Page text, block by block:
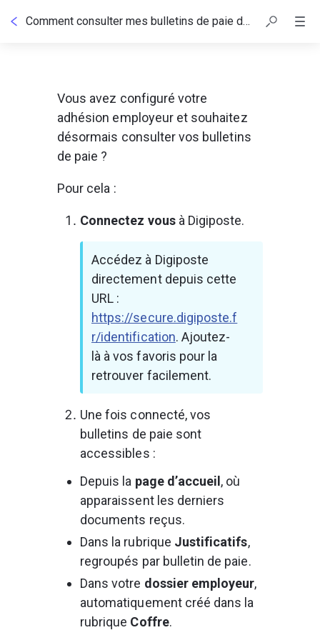
Comment consulter mes bulletins de paie dans Digiposte ?
Vous avez configuré votre
adhésion employeur et souhaitez
désormais consulter vos bulletins
de paie ?
Pour cela :
Connectez vous à Digiposte.
Accédez à Digiposte
directement depuis cette
URL :
https://secure.digiposte.f
r/identification. Ajoutez-
là à vos favoris pour la
retrouver facilement.
Une fois connecté, vos
bulletins de paie sont
accessibles :
Depuis la page d’accueil , où
apparaissent les derniers
documents reçus.
Dans la rubrique Justificatifs,
regroupés par bulletin de paie.
Dans votre dossier employeur,
automatiquement créé dans la
rubrique Coffre.